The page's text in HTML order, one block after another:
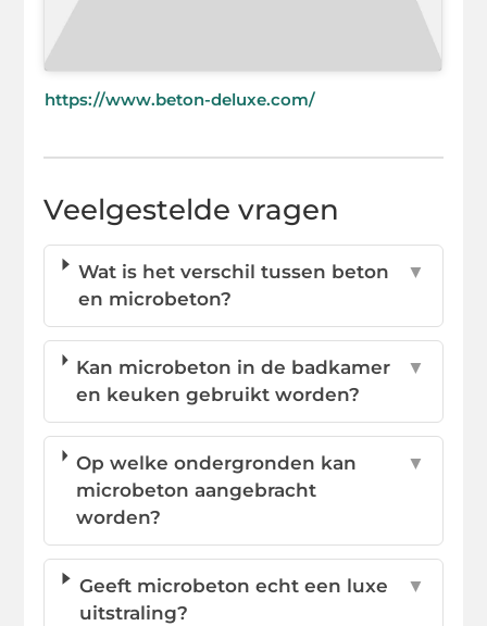
https://www.beton-deluxe.com/
Veelgestelde vragen
Wat is het verschil tussen beton
en microbeton?
▼
Kan microbeton in de badkamer
en keuken gebruikt worden?
▼
Op welke ondergronden kan
microbeton aangebracht
worden?
▼
Geeft microbeton echt een luxe
uitstraling?
▼